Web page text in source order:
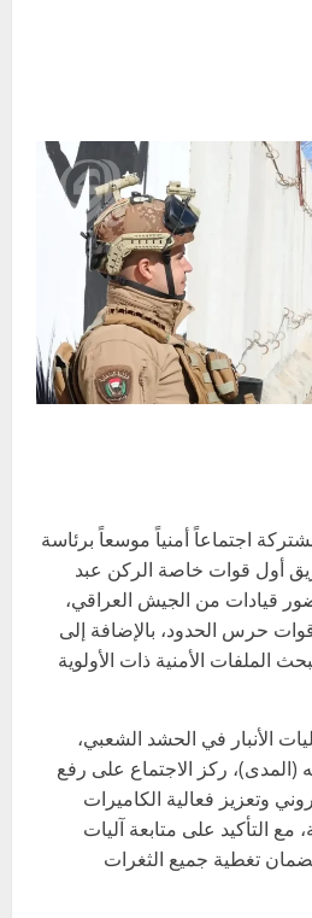
اجتماعاً أمنياً موسعاً برئاسة
أول قوات خاصة الركن عبد
قيادات من الجيش العراقي،
حرس الحدود، بالإضافة إلى
الملفات الأمنية ذات الأولوية
الأنبار في الحشد الشعبي،
ركز الاجتماع على رفع
وتعزيز فعالية الكاميرات
مع التأكيد على متابعة آليات
تغطية جميع الثغرات